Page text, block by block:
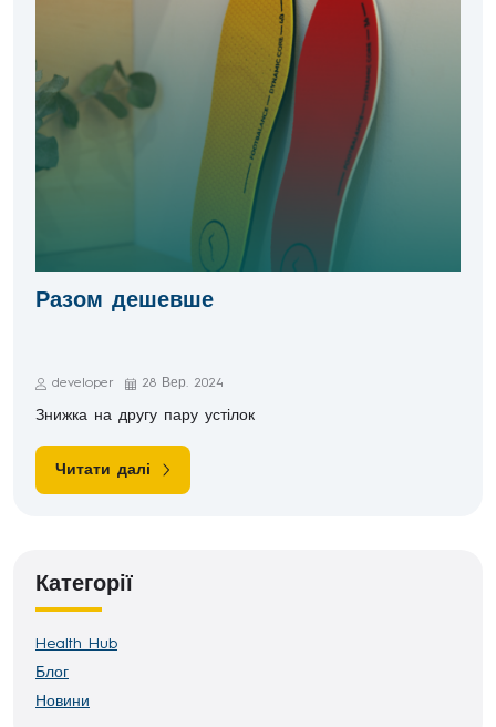
Разом дешевше
developer 28 Вер. 2024
Знижка на другу пару устілок
Читати далі
Категорії
Health Hub
Блог
Новини